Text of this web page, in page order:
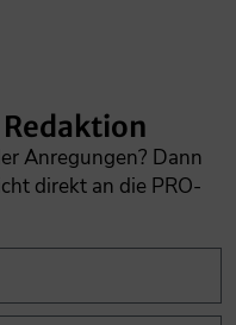
Anregungen? Dann
direkt an die PRO-